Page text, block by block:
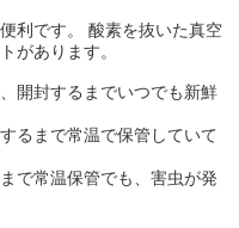
利です。 酸素を抜いた真空
があります。
開封するまでいつでも新鮮
るまで常温で保管していて
で常温保管でも、害虫が発